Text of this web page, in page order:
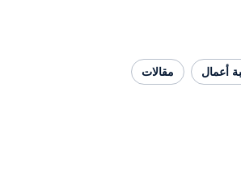
أعمال مقالات